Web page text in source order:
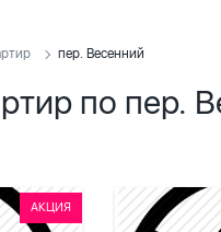
пер. Весенний
по пер.
АКЦИЯ